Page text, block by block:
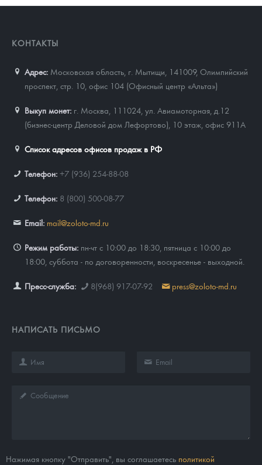
КОНТАКТЫ
Адрес: Московская область, г. Мытищи, 141009, Олимпийский
проспект, стр. 10, офис 104 (Офисный центр «Альта»)
Выкуп монет: г. Москва, 111024, ул. Авиамоторная, д.12
(бизнес-центр Деловой дом Лефортово), 10 этаж, офис 911А
Список адресов офисов продаж в РФ
Телефон: +7 (936) 254-88-08
Телефон: 8 (800) 500-08-77
Email: mail@zoloto-md.ru
Режим работы: пн-чт с 10:00 до 18:30, пятница с 10:00 до
18:00, суббота - по договоренности, воскресенье - выходной.
Пресс-служба: 8(968) 917-07-92 press@zoloto-md.ru
НАПИСАТЬ ПИСЬМО
Нажимая кнопку "Отправить", вы соглашаетесь политикой